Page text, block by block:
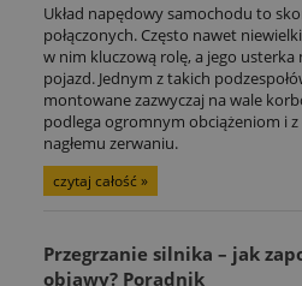
Układ napędowy samochodu to
połączonych. Często nawet
w nim kluczową rolę, a jego usterka
pojazd. Jednym z takich
montowane zazwyczaj na wale
podlega ogromnym obciążeniom i
nagłemu zerwaniu.
czytaj całość »
Przegrzanie silnika – jak
objawy? Poradnik